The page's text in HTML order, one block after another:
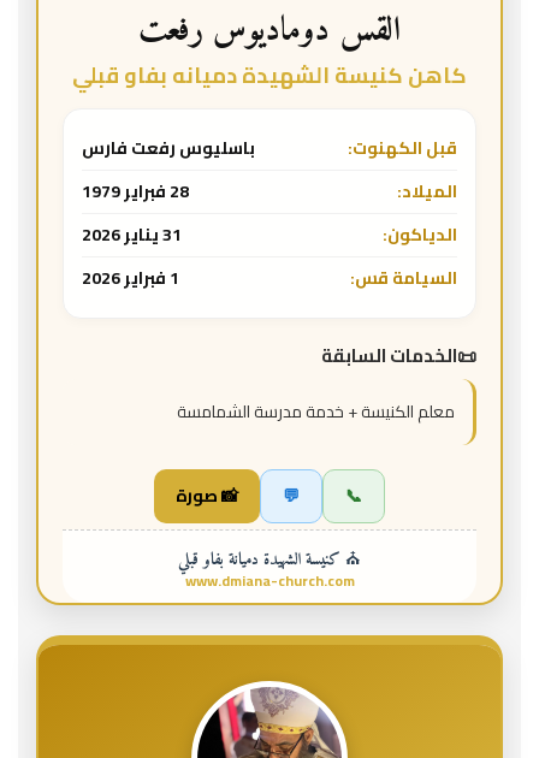
القس دوماديوس رفعت
كاهن كنيسة الشهيدة دميانه بفاو قبلي
قبل الكهنوت:
باسليوس رفعت فارس
الميلاد:
28 فبراير 1979
الدياكون:
31 يناير 2026
السيامة قس:
1 فبراير 2026
الخدمات السابقة
معلم الكنيسة + خدمة مدرسة الشمامسة
📞
💬 📸 صورة
⛪ كنيسة الشهيدة دميانة بفاو قبلي
www.dmiana-church.com